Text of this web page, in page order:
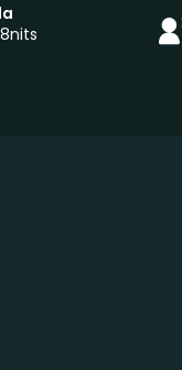
8nits